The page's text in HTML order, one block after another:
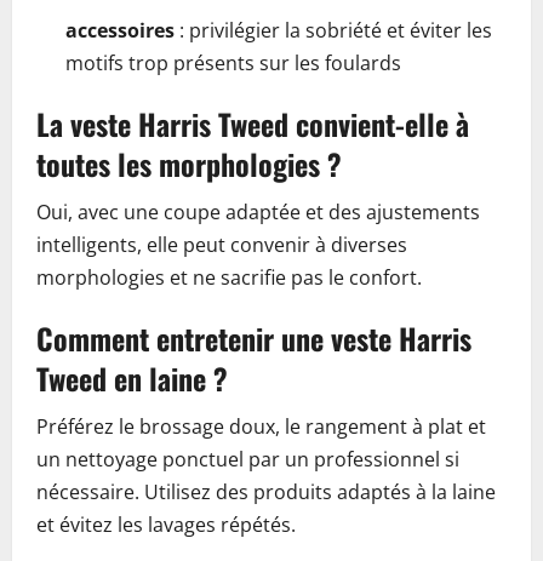
accessoires : privilégier la sobriété et éviter les
motifs trop présents sur les foulards
La veste Harris Tweed convient-elle à
toutes les morphologies ?
Oui, avec une coupe adaptée et des ajustements
intelligents, elle peut convenir à diverses
morphologies et ne sacrifie pas le confort.
Comment entretenir une veste Harris
Tweed en laine ?
Préférez le brossage doux, le rangement à plat et
un nettoyage ponctuel par un professionnel si
nécessaire. Utilisez des produits adaptés à la laine
et évitez les lavages répétés.